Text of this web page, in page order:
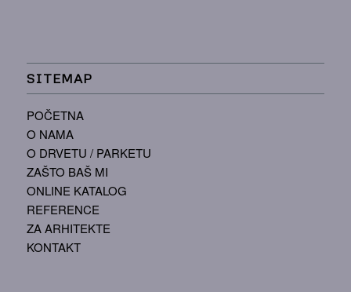
SITEMAP
POČETNA
O NAMA
O DRVETU / PARKETU
ZAŠTO BAŠ MI
ONLINE KATALOG
REFERENCE
ZA ARHITEKTE
KONTAKT